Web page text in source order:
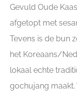
Gevuld Oude
afgetopt met
Tevens is de bun
het Koreaans/
lokaal echte
gochujang maakt.